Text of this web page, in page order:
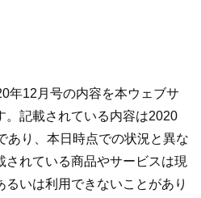
年12月号の内容を本ウェブサ
。記載されている内容は2020
あり、本日時点での状況と異な
されている商品やサービスは現
いは利用できないことがあり